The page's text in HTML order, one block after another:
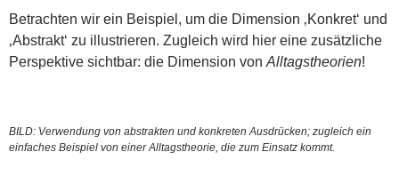
Betrachten wir ein Beispiel, um die Dimension ‚Konkret‘ und
‚Abstrakt‘ zu illustrieren. Zugleich wird hier eine zusätzliche
Perspektive sichtbar: die Dimension von Alltagstheorien!
BILD: Verwendung von abstrakten und konkreten Ausdrücken; zugleich ein
einfaches Beispiel von einer Alltagstheorie, die zum Einsatz kommt.